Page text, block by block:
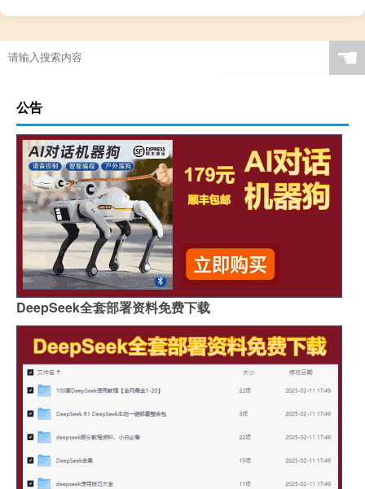
☚
公告
DeepSeek全套部署资料免费下载